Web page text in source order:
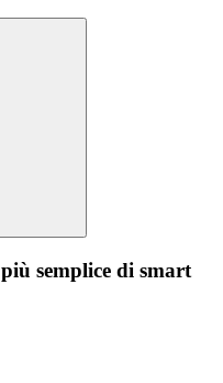
semplice di smart